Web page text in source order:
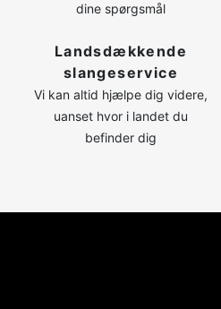
dine spørgsmål
Landsdækkende
slangeservice
Vi kan altid hjælpe dig videre,
uanset hvor i landet du
befinder dig